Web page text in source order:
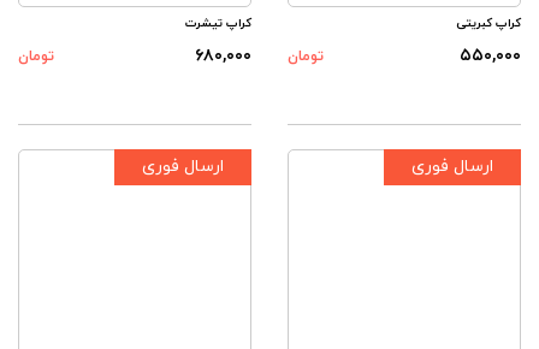
کراپ کبریتی
۵۵۰,۰۰۰ تومان
کراپ تیشرت
۶۸۰,۰۰۰ تومان
ارسال فوری ارسال فوری